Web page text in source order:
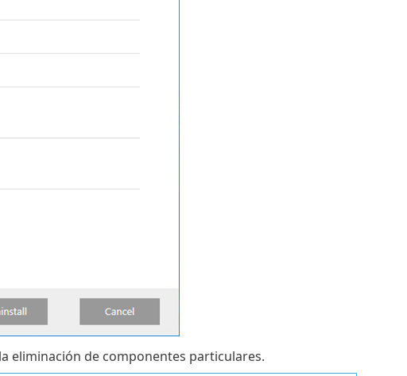
eliminación de componentes particulares.